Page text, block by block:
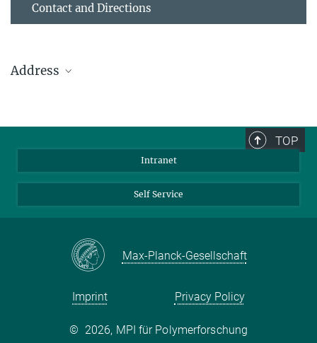
Contact and Directions
Address
55128 Mainz
Phone: +49 6131 379-0
Fax: +49 6131 379-100
TOP
Intranet
Self Service
Max-Planck-Gesellschaft
Imprint Privacy Policy
© 2026, MPI für Polymerforschung